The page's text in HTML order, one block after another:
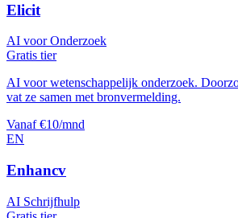
Elicit
AI voor Onderzoek
Gratis tier
AI voor wetenschappelijk onderzoek.
vat ze samen met bronvermelding.
Vanaf €10/mnd
EN
Enhancv
AI Schrijfhulp